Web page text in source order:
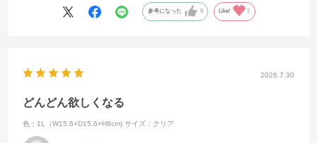
参考になった 0 Like! 2
2026.7.30
どんどん欲しくなる
色：1L（W15.6×D15.6×H8cm) サイズ：クリア